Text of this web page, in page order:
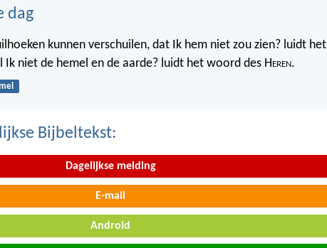
dag
kunnen verschuilen, dat Ik hem niet zou zien? luidt het
Ik niet de hemel en de aarde? luidt het woord des Heren.
Bijbeltekst:
Dagelijkse melding
E-mail
Android